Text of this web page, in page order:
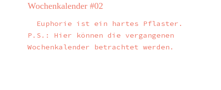
Wochenkalender #02
Euphorie ist ein hartes Pflaster.
P.S.: Hier können die vergangenen
Wochenkalender betrachtet werden.